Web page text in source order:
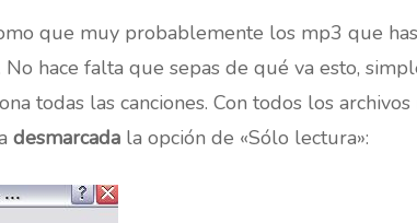
que muy probablemente los mp3 que
hace falta que sepas de qué va esto,
todas las canciones. Con todos los
desmarcada la opción de «Sólo lectura»: